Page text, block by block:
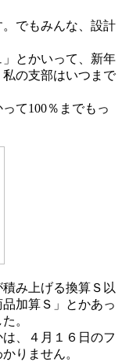
でもみんな、設計
とかいって、新年
の支部はいつまで
て100％までもっ
み上げる換算Ｓ以
加算Ｓ」とかあっ
。
、４月１６日のフ
りません。